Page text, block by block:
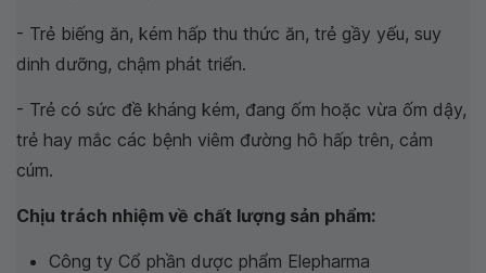
- Trẻ biếng ăn, kém hấp thu thức ăn, trẻ gầy yếu, suy
dinh dưỡng, chậm phát triển.
- Trẻ có sức đề kháng kém, đang ốm hoặc vừa ốm dậy,
trẻ hay mắc các bệnh viêm đường hô hấp trên, cảm
cúm.
Chịu trách nhiệm về chất lượng sản phẩm:
Công ty Cổ phần dược phẩm Elepharma